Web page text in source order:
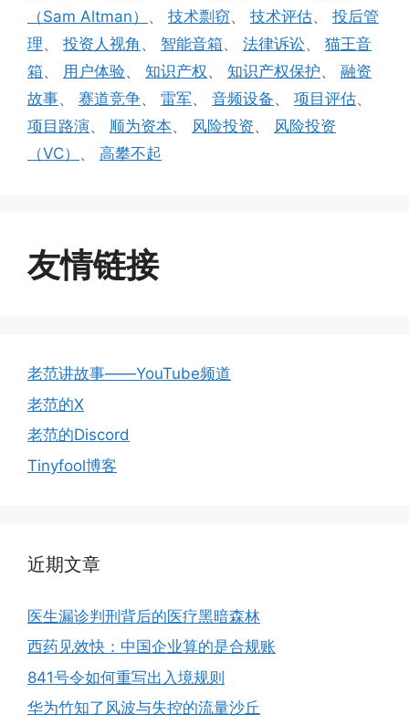
（Sam Altman） 、 技术剽窃、 技术评估、 投后管
理、 投资人视角 、 智能音箱、 法律诉讼、 猫王音
箱、 用户体验、 知识产权 、 知识产权保护、 融资
故事、 赛道竞争、 雷军、 音频设备、 项目评估、
项目路演、 顺为资本、 风险投资、 风险投资
（VC） 、 高攀不起
友情链接
老范讲故事——YouTube频道
老范的X
老范的Discord
Tinyfool博客
近期文章
医生漏诊判刑背后的医疗黑暗森林
西药见效快：中国企业算的是合规账
841号令如何重写出入境规则
华为竹知了风波与失控的流量沙丘